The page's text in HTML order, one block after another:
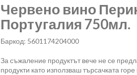
Червено вино
Португалия 750мл.
Баркод: 5601174204000
За съжаление продуктът вече не се
продукти като използваш търсачката